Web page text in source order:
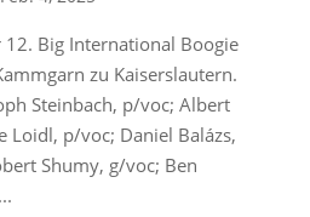
Big International Boogie
zu Kaiserslautern.
Steinbach, p/voc; Albert
Loidl, p/voc; Daniel Balázs,
Shumy, g/voc; Ben